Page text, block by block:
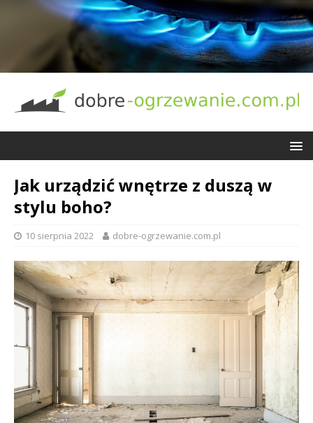
Jak urządzić wnętrze z duszą w
stylu boho?
10 sierpnia 2022 dobre-ogrzewanie.com.pl